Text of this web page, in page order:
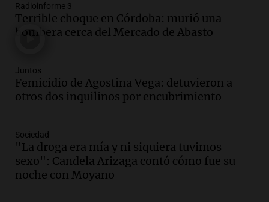
Audio.Se divorciaron y la Justicia
ordenó que ella le pague una renta por
vivir en la casa familiar
Audio.Una mujer fallece tras vuelco de
vehículo en la Circunvalación Este-
Episodios
Audio.Una mujer muere tras un vuelco
en la Circunvalación Este-Oeste de
Salta
Radioinforme 3
Terrible choque en Córdoba: murió una
bombera cerca del Mercado de Abasto
Juntos
Femicidio de Agostina Vega: detuvieron a
otros dos inquilinos por encubrimiento
Sociedad
"La droga era mía y ni siquiera tuvimos
sexo": Candela Arizaga contó cómo fue su
noche con Moyano